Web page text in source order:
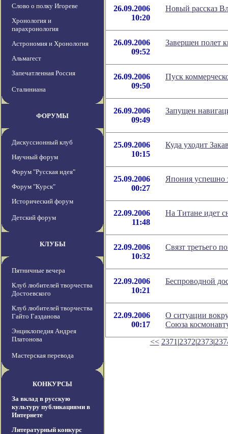
Слово о полку Игореве
Хронология и
парахронология
Астрономия и Хронология
Альмагест
Запечатленная Россия
Сталиниана
ФОРУМЫ
Дискуссионный клуб
Научный форум
Форум "Русская идея"
Форум "Курск"
Исторический форум
Детский форум
КЛУБЫ
Пятничные вечера
Клуб любителей творчества
Достоевского
Клуб любителей творчества
Гайто Газданова
Энциклопедия Андрея
Платонова
Мастерская перевода
КОНКУРСЫ
За вклад в русскую
культуру публикациями в
Интернете
Литературный конкурс
26.09.2006
10:20
Новый рассказ
26.09.2006
09:52
Завершен полет
26.09.2006
09:50
Пуск
26.09.2006
09:49
Запущен
25.09.2006
10:15
Куда уходит
25.09.2006
00:27
Япония успешно
22.09.2006
11:48
На Титане идет
22.09.2006
10:32
Связт третьего
22.09.2006
10:21
Беспроводной
22.09.2006
00:17
О ситуации
Союза
<< 2371 |2372|2373|